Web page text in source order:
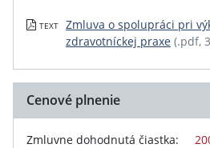
TEXT
Zmluva o spolupráci pri
zdravotníckej praxe (.pdf,
Cenové plnenie
Zmluvne dohodnutá čiastka: